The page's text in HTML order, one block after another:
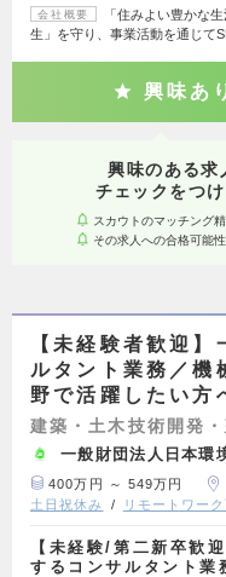
会社概要
「住みよい豊かな
生」を守り、事業活動を通じて
興味あ
興味のある求
チェックをつ
スカウトのマッチング
その求人への合格可能
【未経験者歓迎
ルタント業務／機
野で活躍したい方
建築・土木技術開発
一般財団法人日本環
400万円 ～ 549万円
土日祝休み
リモートワー
【未経験/第二新卒歓
するコンサルタント業